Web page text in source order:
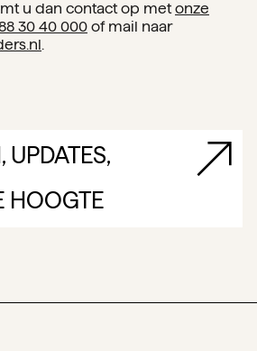
u dan contact op metonze
30 40 000 of mail naar
.
UPDATES,
HOOGTE